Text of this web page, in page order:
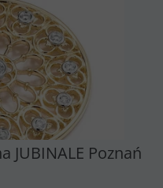
JUBINALE Poznań